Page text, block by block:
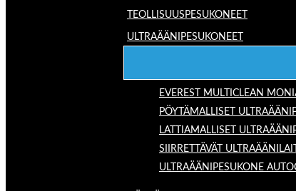
TEOLLISUUSPESUKONEET
ULTRAÄÄNIPESUKONEET
EVEREST MULTICLEAN
PÖYTÄMALLISET
LATTIAMALLISET
SIIRRETTÄVÄT
ULTRAÄÄNIPESUKONE